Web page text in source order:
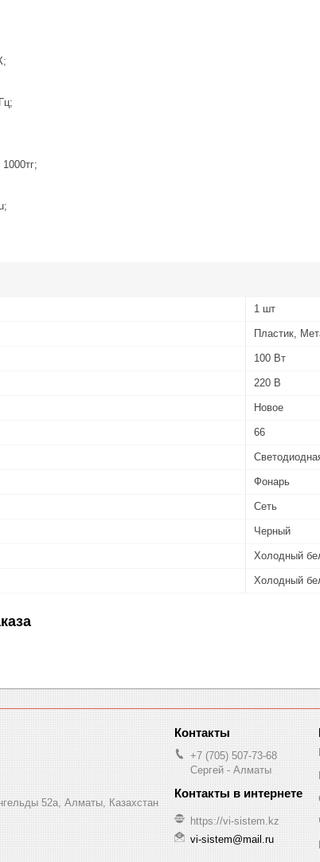
1 шт
Пластик,
100 Вт
220 В
Новое
66
Фонарь
Сеть
Черный
Холодный
Холодный
52а, Алматы, Казахстан
+7 (705) 507-73-68
Сергей - Алматы
https://vi-sistem.kz
vi-sistem@mail.ru